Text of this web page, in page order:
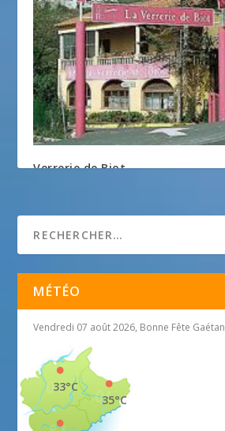
Verrerie de Biot
MÉTÉO
Vendredi 07 août 2026, Bonne Fête Gaétan
35°C
33°C